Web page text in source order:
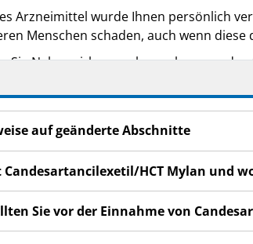
Arzneimittel wurde Ihnen persönlich
Menschen schaden, auch wenn diese
Sie Nebenwirkungen bemerken,
die nicht in dieser
auf geänderte Abschnitte
Candesartancilexetil/HCT Mylan und
Sie vor der Einnahme von